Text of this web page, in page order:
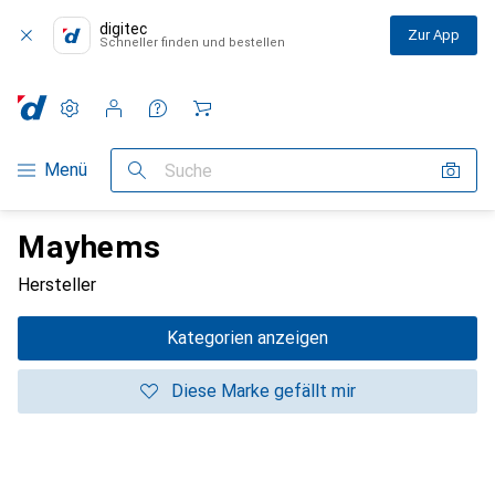
digitec
Schneller finden und bestellen Zur App
Navigation nach Kategorien
Menü Suche
Einstellungen
Kundenkonto
Vergleichslisten
Merklisten
Warenkorb
Mayhems
Hersteller
Kategorien anzeigen
Diese Marke gefällt mir